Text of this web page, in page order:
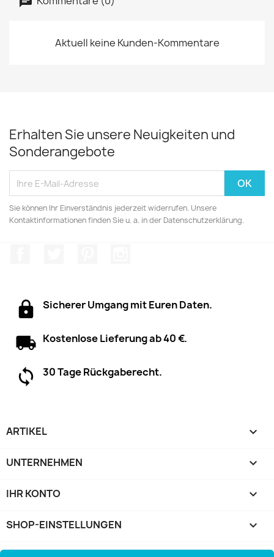
Aktuell keine Kunden-Kommentare
Erhalten Sie unsere Neuigkeiten und
Sonderangebote
Sie können Ihr Einverständnis jederzeit widerrufen. Unsere
Kontaktinformationen finden Sie u. a. in der Datenschutzerklärung.
Sicherer Umgang mit Euren Daten.
Kostenlose Lieferung ab 40 €.
30 Tage Rückgaberecht.
ARTIKEL 
UNTERNEHMEN 
IHR KONTO 
SHOP-EINSTELLUNGEN keyboard_arrow_down